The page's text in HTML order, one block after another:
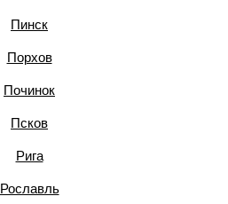
Пинск
Порхов
Починок
Псков
Рига
Рославль